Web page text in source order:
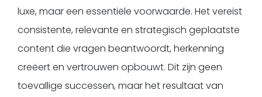
luxe, maar een essentiële voorwaarde. Het vereist
consistente, relevante en strategisch geplaatste
content die vragen beantwoordt, herkenning
creëert en vertrouwen opbouwt. Dit zijn geen
toevallige successen, maar het resultaat van